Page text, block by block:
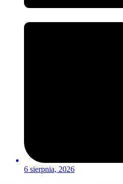
6 sierpnia, 2026